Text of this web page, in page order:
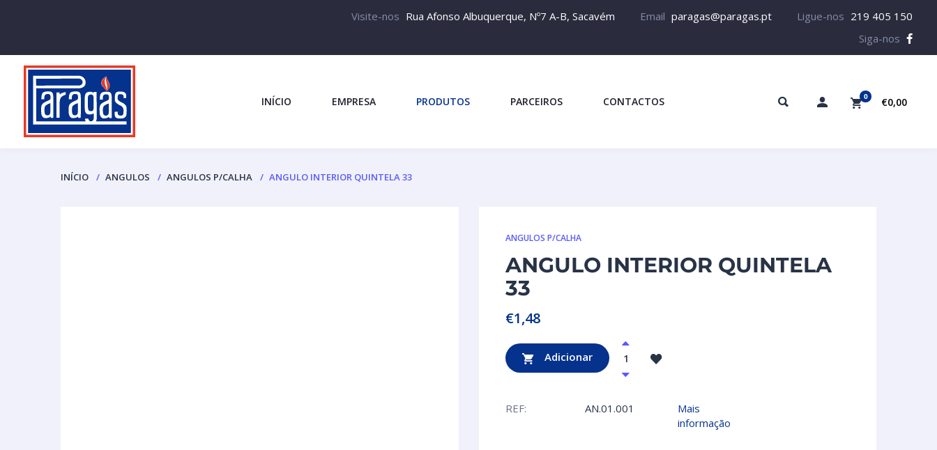
Visite-nos Rua Afonso Albuquerque, Nº7 A-B, Sacavém Email paragas@paragas.pt Ligue-nos 219 405 150
Siga-nos
INÍCIO EMPRESA PRODUTOS PARCEIROS CONTACTOS 0 €0,00
INÍCIO ANGULOS ANGULOS P/CALHA ANGULO INTERIOR QUINTELA 33
ANGULOS P/CALHA
ANGULO INTERIOR QUINTELA
33
€1,48
Adicionar
REF: AN.01.001
Mais
informação